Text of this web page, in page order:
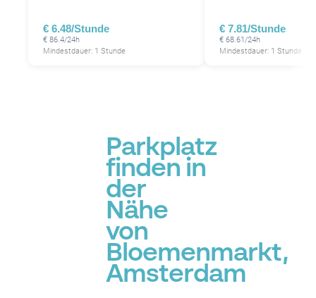
P
P
€ 6.48/Stunde
€ 86.4/24h
Mindestdauer: 1 Stunde
€ 7.81/Stunde
€ 68.61/24h
Mindestdauer: 1 Stunde
Parkplatz
finden in
der
Nähe
von
Bloemenmarkt,
Amsterdam